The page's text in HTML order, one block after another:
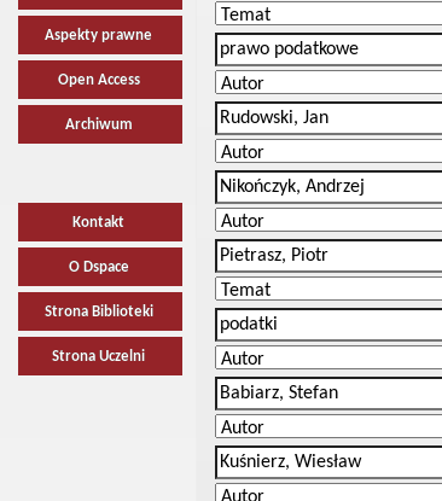
Aspekty prawne
Open Access
Archiwum
Kontakt
O Dspace
Strona Biblioteki
Strona Uczelni